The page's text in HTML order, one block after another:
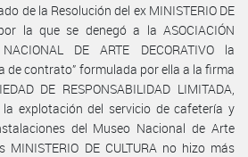
de la Resolución del ex MINISTERIO DE
la que se denegó a la ASOCIACIÓN
DE ARTE DECORATIVO la
de contrato” formulada por ella a la firma
DE RESPONSABILIDAD LIMITADA,
explotación del servicio de cafetería y
del Museo Nacional de Arte
MINISTERIO DE CULTURA no hizo más